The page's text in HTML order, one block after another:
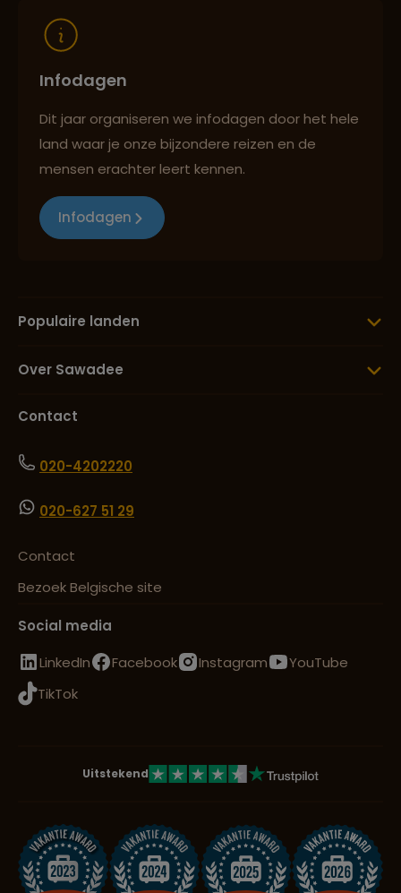
Infodagen
Dit jaar organiseren we infodagen door het hele
land waar je onze bijzondere reizen en de
mensen erachter leert kennen.
Infodagen
Populaire landen
Over Sawadee
Contact
020-4202220
020-627 51 29
Contact
Bezoek Belgische site
Social media
LinkedIn
Facebook Instagram
YouTube
TikTok
Uitstekend